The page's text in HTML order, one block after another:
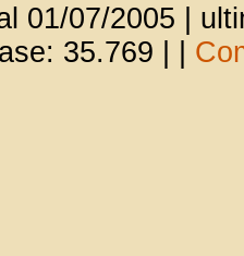
01/07/2005 |
35.769 |